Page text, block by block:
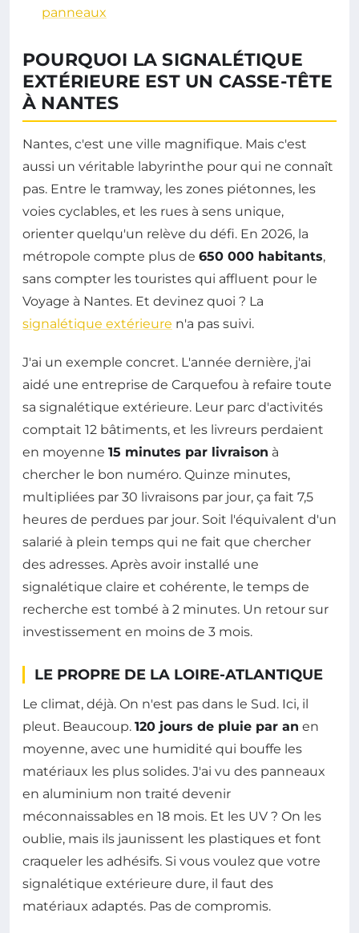
panneaux
POURQUOI LA SIGNALÉTIQUE
EXTÉRIEURE EST UN CASSE-TÊTE
À NANTES
Nantes, c'est une ville magnifique. Mais c'est
aussi un véritable labyrinthe pour qui ne connaît
pas. Entre le tramway, les zones piétonnes, les
voies cyclables, et les rues à sens unique,
orienter quelqu'un relève du défi. En 2026, la
métropole compte plus de 650 000 habitants,
sans compter les touristes qui affluent pour le
Voyage à Nantes. Et devinez quoi ? La
signalétique extérieure n'a pas suivi.
J'ai un exemple concret. L'année dernière, j'ai
aidé une entreprise de Carquefou à refaire toute
sa signalétique extérieure. Leur parc d'activités
comptait 12 bâtiments, et les livreurs perdaient
en moyenne 15 minutes par livraison à
chercher le bon numéro. Quinze minutes,
multipliées par 30 livraisons par jour, ça fait 7,5
heures de perdues par jour. Soit l'équivalent d'un
salarié à plein temps qui ne fait que chercher
des adresses. Après avoir installé une
signalétique claire et cohérente, le temps de
recherche est tombé à 2 minutes. Un retour sur
investissement en moins de 3 mois.
LE PROPRE DE LA LOIRE-ATLANTIQUE
Le climat, déjà. On n'est pas dans le Sud. Ici, il
pleut. Beaucoup. 120 jours de pluie par an en
moyenne, avec une humidité qui bouffe les
matériaux les plus solides. J'ai vu des panneaux
en aluminium non traité devenir
méconnaissables en 18 mois. Et les UV ? On les
oublie, mais ils jaunissent les plastiques et font
craqueler les adhésifs. Si vous voulez que votre
signalétique extérieure dure, il faut des
matériaux adaptés. Pas de compromis.